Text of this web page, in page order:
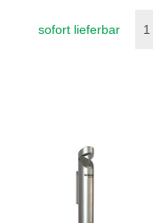
sofort lieferbar